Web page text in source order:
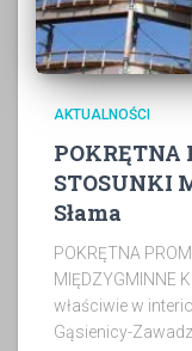
AKTUALNOŚCI
POKRĘTNA
STOSUNKI
Słama
POKRĘTNA
MIĘDZYGMINNE
właściwie w
Gąsienicy-